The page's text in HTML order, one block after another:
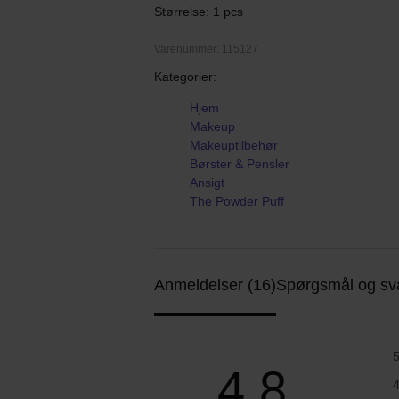
Størrelse: 1 pcs
Varenummer: 115127
Kategorier:
Hjem
Makeup
Makeuptilbehør
Børster & Pensler
Ansigt
The Powder Puff
Anmeldelser (16)Spørgsmål og
5
4